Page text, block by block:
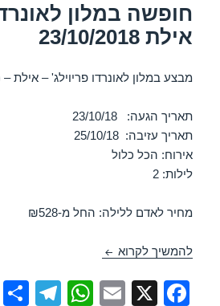
חופשה במלון
אילת 23/10/2018
מבצע במלון לאונרדו פריוילג' – אילת
תאריך הגעה: 23/10/18
תאריך עזיבה: 25/10/18
אירוח: הכל כלול
לילות: 2
מחיר לאדם ללילה: החל מ-₪528
להמשיך לקרוא חופשה במלון לאונרדו
F
X
E
W
T